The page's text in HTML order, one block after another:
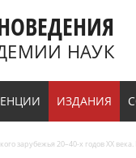
НАУК
ИЗДАНИЯ
зарубежья 20–40-х годов XX